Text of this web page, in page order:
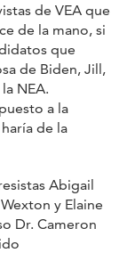
de VEA que
de la mano, si
que
de Biden, Jill,
NEA.
a la
de la
Abigail
y Elaine
Dr. Cameron